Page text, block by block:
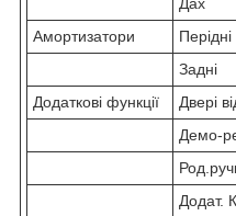
Амортизатори
Перідні
Задні
Додаткові функції
Двері
Демо-
Додат.